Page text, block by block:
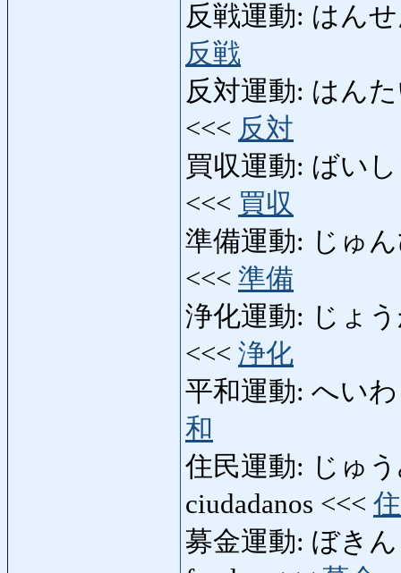
反戦運動: はん
反戦
反対運動: はん
<<< 反対
買収運動: ばい
<<< 買収
準備運動: じゅん
<<< 準備
浄化運動: じょ
<<< 浄化
平和運動: へい
和
住民運動: じゅ
ciudadanos <<<
募金運動: ぼきん